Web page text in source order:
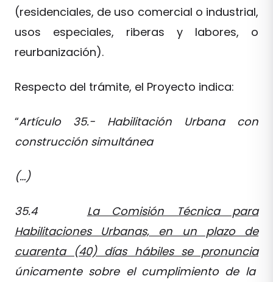
(residenciales, de uso comercial o industrial,
usos especiales, riberas y labores, o
reurbanización).
Respecto del trámite, el Proyecto indica:
“Artículo 35.- Habilitación Urbana con
construcción simultánea
(…)
35.4 La Comisión Técnica para
Habilitaciones Urbanas, en un plazo de
cuarenta (40) días hábiles se pronuncia
únicamente sobre el cumplimiento de la